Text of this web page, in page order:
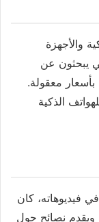
والأجهزة
يبحثون عن
معقولة.
الذكية
فيديوهاته، كان
ويقدم نصائح حول